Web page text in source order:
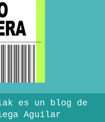
es un blog de
Aguilar